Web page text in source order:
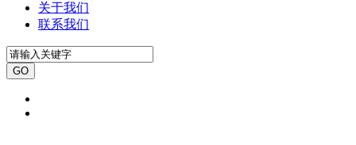
关于我们
联系我们